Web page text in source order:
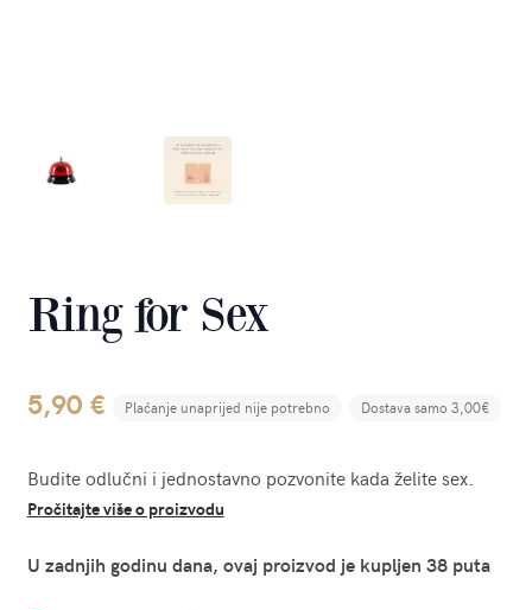
Ring for Sex
5,90 € Plaćanje unaprijed nije potrebno Dostava samo 3,00€
Budite odlučni i jednostavno pozvonite kada želite sex.
Pročitajte više o proizvodu
U zadnjih godinu dana, ovaj proizvod je kupljen 38 puta